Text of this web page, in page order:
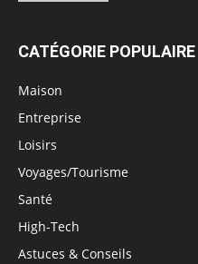
CATÉGORIE POPULAIRE
Maison
Entreprise
Loisirs
Voyages/Tourisme
Santé
High-Tech
Astuces & Conseils